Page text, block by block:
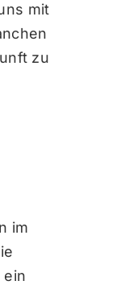
mit
zu
im
ein